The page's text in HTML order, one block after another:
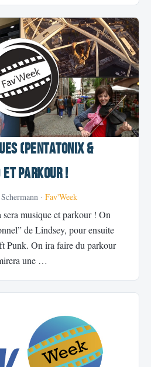
(Pentatonix &
Parkour !
· Fav'Week
musique et parkour ! On
de Lindsey, pour ensuite
Punk. On ira faire du parkour
une …